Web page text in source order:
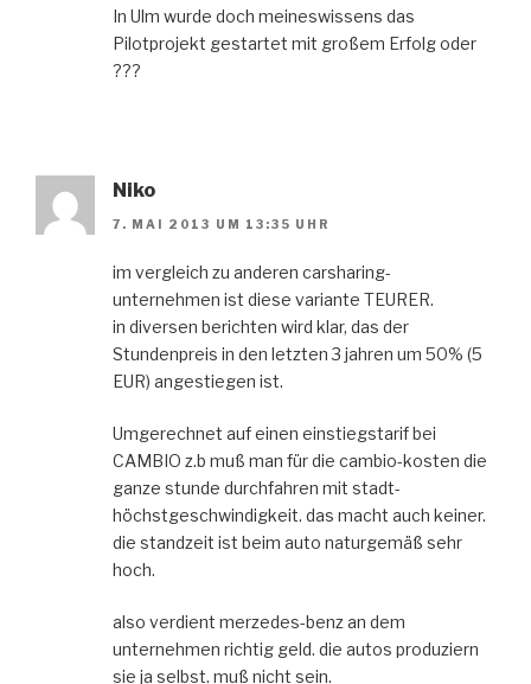
In Ulm wurde doch meineswissens das
Pilotprojekt gestartet mit großem Erfolg oder
???
Niko
7. MAI 2013 UM 13:35 UHR
im vergleich zu anderen carsharing-
unternehmen ist diese variante TEURER.
in diversen berichten wird klar, das der
Stundenpreis in den letzten 3 jahren um 50% (5
EUR) angestiegen ist.
Umgerechnet auf einen einstiegstarif bei
CAMBIO z.b muß man für die cambio-kosten die
ganze stunde durchfahren mit stadt-
höchstgeschwindigkeit. das macht auch keiner.
die standzeit ist beim auto naturgemäß sehr
hoch.
also verdient merzedes-benz an dem
unternehmen richtig geld. die autos produziern
sie ja selbst. muß nicht sein.